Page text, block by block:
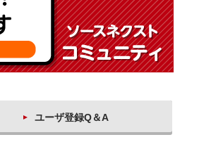
ユーザ登録Q＆A